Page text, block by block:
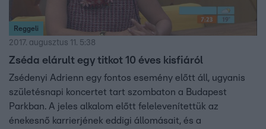
Reggeli
2017. augusztus 11. 5:38
Zséda elárult egy titkot 10 éves kisfiáról
Zsédenyi Adrienn egy fontos esemény előtt áll, ugyanis
születésnapi koncertet tart szombaton a Budapest
Parkban. A jeles alkalom előtt felelevenítettük az
énekesnő karrierjének eddigi állomásait, és a